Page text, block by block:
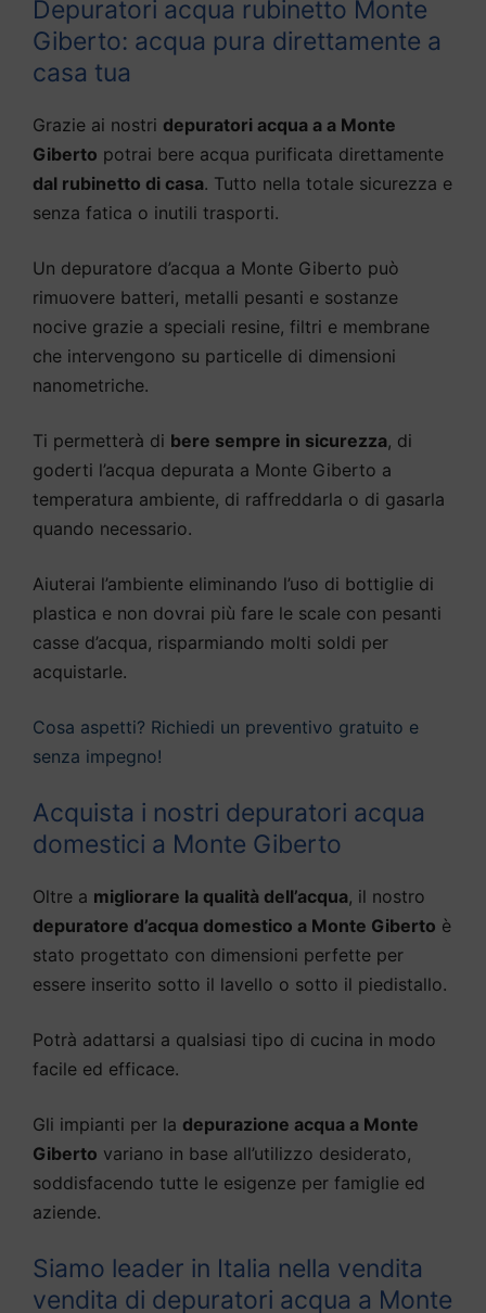
Depuratori acqua rubinetto Monte
Giberto: acqua pura direttamente a
casa tua
Grazie ai nostri depuratori acqua a a Monte
Giberto potrai bere acqua purificata direttamente
dal rubinetto di casa. Tutto nella totale sicurezza e
senza fatica o inutili trasporti.
Un depuratore d’acqua a Monte Giberto può
rimuovere batteri, metalli pesanti e sostanze
nocive grazie a speciali resine, filtri e membrane
che intervengono su particelle di dimensioni
nanometriche.
Ti permetterà di bere sempre in sicurezza, di
goderti l’acqua depurata a Monte Giberto a
temperatura ambiente, di raffreddarla o di gasarla
quando necessario.
Aiuterai l’ambiente eliminando l’uso di bottiglie di
plastica e non dovrai più fare le scale con pesanti
casse d’acqua, risparmiando molti soldi per
acquistarle.
Cosa aspetti? Richiedi un preventivo gratuito e
senza impegno!
Acquista i nostri depuratori acqua
domestici a Monte Giberto
Oltre a migliorare la qualità dell’acqua, il nostro
depuratore d’acqua domestico a Monte Giberto è
stato progettato con dimensioni perfette per
essere inserito sotto il lavello o sotto il piedistallo.
Potrà adattarsi a qualsiasi tipo di cucina in modo
facile ed efficace.
Gli impianti per la depurazione acqua a Monte
Giberto variano in base all’utilizzo desiderato,
soddisfacendo tutte le esigenze per famiglie ed
aziende.
Siamo leader in Italia nella vendita
vendita di depuratori acqua a Monte